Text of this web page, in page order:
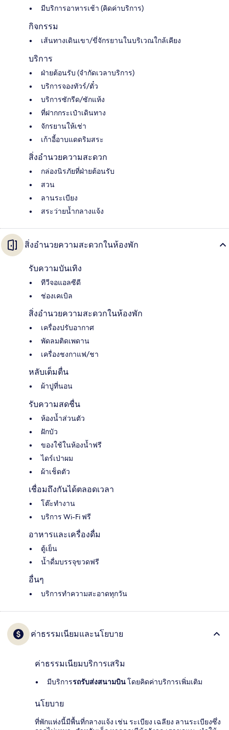
มีบริการอาหารเช้า (คิดค่าบริการ)
กิจกรรม
เส้นทางเดินเขา/ขี่จักรยานในบริเวณใกล้เคียง
บริการ
ฝ่ายต้อนรับ (จำกัดเวลาบริการ)
บริการจองทัวร์/ตั๋ว
บริการซักรีด/ซักแห้ง
ที่ฝากกระเป๋าเดินทาง
จักรยานให้เช่า
เก้าอี้อาบแดดริมสระ
สิ่งอำนวยความสะดวก
กล่องนิรภัยที่ฝ่ายต้อนรับ
สวน
ลานระเบียง
สระว่ายน้ำกลางแจ้ง
สิ่งอำนวยความสะดวกในห้องพัก
รับความบันเทิง
ทีวีจอแอลซีดี
ช่องเคเบิล
สิ่งอำนวยความสะดวกในห้องพัก
เครื่องปรับอากาศ
พัดลมติดเพดาน
เครื่องชงกาแฟ/ชา
หลับเต็มตื่น
ผ้าปูที่นอน
รับความสดชื่น
ห้องน้ำส่วนตัว
ฝักบัว
ของใช้ในห้องน้ำฟรี
ไดร์เป่าผม
ผ้าเช็ดตัว
เชื่อมถึงกันได้ตลอดเวลา
โต๊ะทำงาน
บริการ Wi-Fi ฟรี
อาหารและเครื่องดื่ม
ตู้เย็น
น้ำดื่มบรรจุขวดฟรี
อื่นๆ
บริการทำความสะอาดทุกวัน
ค่าธรรมเนียมและนโยบาย
ค่าธรรมเนียมบริการเสริม
มีบริการรถรับส่งสนามบินโดยคิดค่าบริการเพิ่มเติม
นโยบาย
ที่พักแห่งนี้มีพื้นที่กลางแจ้ง เช่น ระเบียง เฉลียง ลานระเบียงซึ่ง